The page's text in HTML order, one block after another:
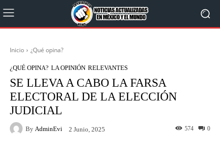
Inicio ¿Qué opina?
¿QUÉ OPINA? LA OPINIÓN RELEVANTES
SE LLEVA A CABO LA FARSA
ELECTORAL DE LA ELECCIÓN
JUDICIAL
By AdminEvi 2 Junio, 2025 0
574